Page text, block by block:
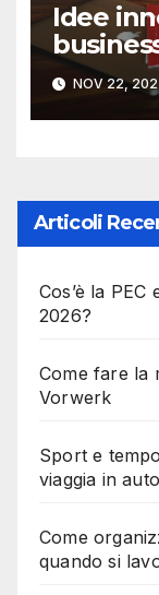
Idee
NOV 22,
Articoli
Cos’è la
2026?
Come fare la
Vorwerk
Sport e
viaggia in auto
Come
quando si